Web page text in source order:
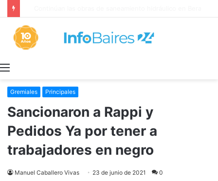
Gremiales Principales
Sancionaron a Rappi y
Pedidos Ya por tener a
trabajadores en negro
Manuel Caballero Vivas 23 de junio de 2021 0